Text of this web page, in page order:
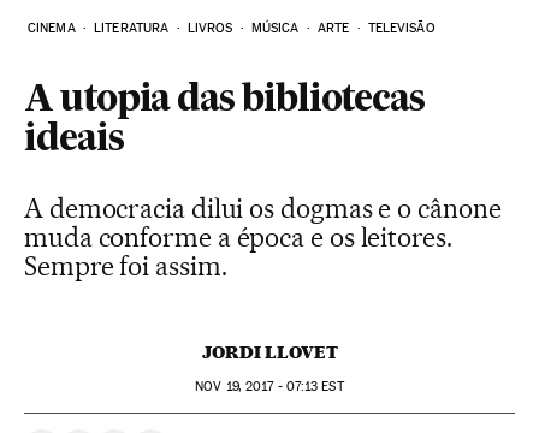
CINEMA LITERATURA LIVROS MÚSICA ARTE TELEVISÃO
A utopia das bibliotecas
ideais
A democracia dilui os dogmas e o cânone
muda conforme a época e os leitores.
Sempre foi assim.
JORDI LLOVET
NOV 19, 2017 - 07:13 EST